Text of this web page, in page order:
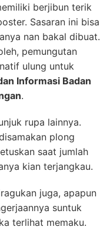
berjibun terik
Sasaran ini bisa
nan bakal dibuat.
pemungutan
ulung untuk
Informasi Badan
.
rupa lainnya.
plong
saat jumlah
kian terjangkau.
juga, apapun
suntuk
terlihat memaku.